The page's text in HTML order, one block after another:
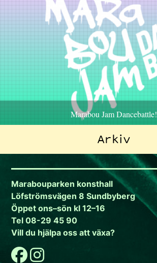
Marabou Jam Dancebattle!
Arkiv
Marabouparken konsthall
Löfströmsvägen 8 Sundbyberg
Öppet ons–sön kl 12–16
Tel 08-29 45 90
Vill du hjälpa oss att växa?